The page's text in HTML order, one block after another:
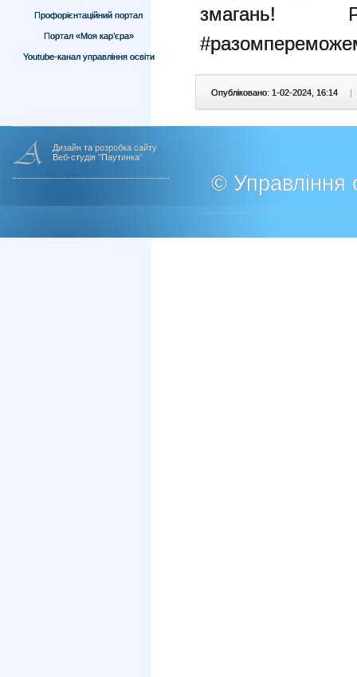
Профорієнтаційний портал
Портал «Моя кар’єра»
Youtube-канал управління освіти
змагань!
Опубліковано: 1-02-2024, 16:14 |
Дизайн та розробка сайту
Веб-студія "Паутинка"
© Управління